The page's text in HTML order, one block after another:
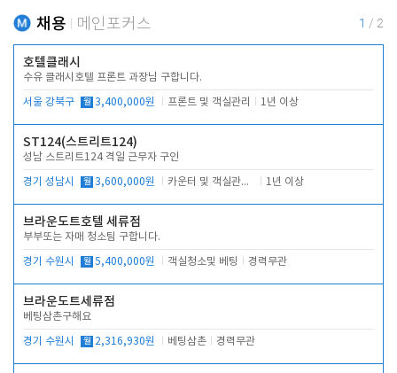
채용 메인포커스 1 / 2
호텔클래시
수유 클래시호텔 프론트 과장님 구합니다.
서울 강북구 월 3,400,000원 프론트 및 객실관리 1년 이상
ST124(스트리트124)
성남 스트리트124 격일 근무자 구인
경기 성남시 월 3,600,000원 카운터 및 객실관리 전반 1년 이상
브라운도트호텔 세류점
부부또는 자매 청소팀 구합니다.
경기 수원시 월 5,400,000원 객실청소및 베팅 경력무관
브라운도트세류점
베팅삼촌구해요
경기 수원시 월 2,316,930원 베팅삼촌 경력무관